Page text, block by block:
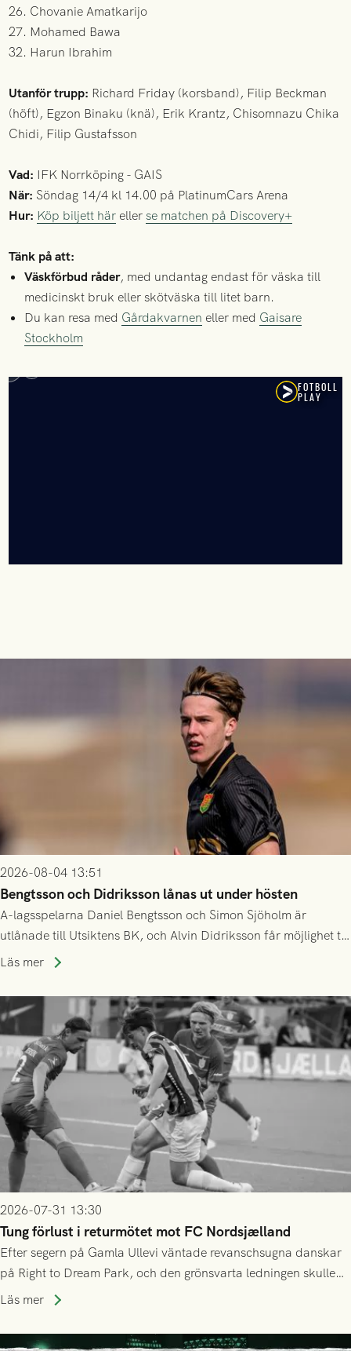
26. Chovanie Amatkarijo
27. Mohamed Bawa
32. Harun Ibrahim
Utanför trupp: Richard Friday (korsband), Filip Beckman
(höft), Egzon Binaku (knä), Erik Krantz, Chisomnazu Chika
Chidi, Filip Gustafsson
Vad: IFK Norrköping - GAIS
När: Söndag 14/4 kl 14.00 på PlatinumCars Arena
Hur: Köp biljett här eller se matchen på Discovery+
Tänk på att:
Väskförbud råder, med undantag endast för väska till
medicinskt bruk eller skötväska till litet barn.
Du kan resa med Gårdakvarnen eller med Gaisare
Stockholm
2026-08-04 13:51
Bengtsson och Didriksson lånas ut under hösten
A-lagsspelarna Daniel Bengtsson och Simon Sjöholm är
utlånade till Utsiktens BK, och Alvin Didriksson får möjlighet till
speltid i Hestrafors genom föreningssamarbete.
Läs mer
2026-07-31 13:30
Tung förlust i returmötet mot FC Nordsjælland
Efter segern på Gamla Ullevi väntade revanschsugna danskar
på Right to Dream Park, och den grönsvarta ledningen skulle
upphöra efter mindre än kvarten spelad. På lika mark visade
tennissiffror och det grönsvarta europaäventyret tog slut.
Läs mer